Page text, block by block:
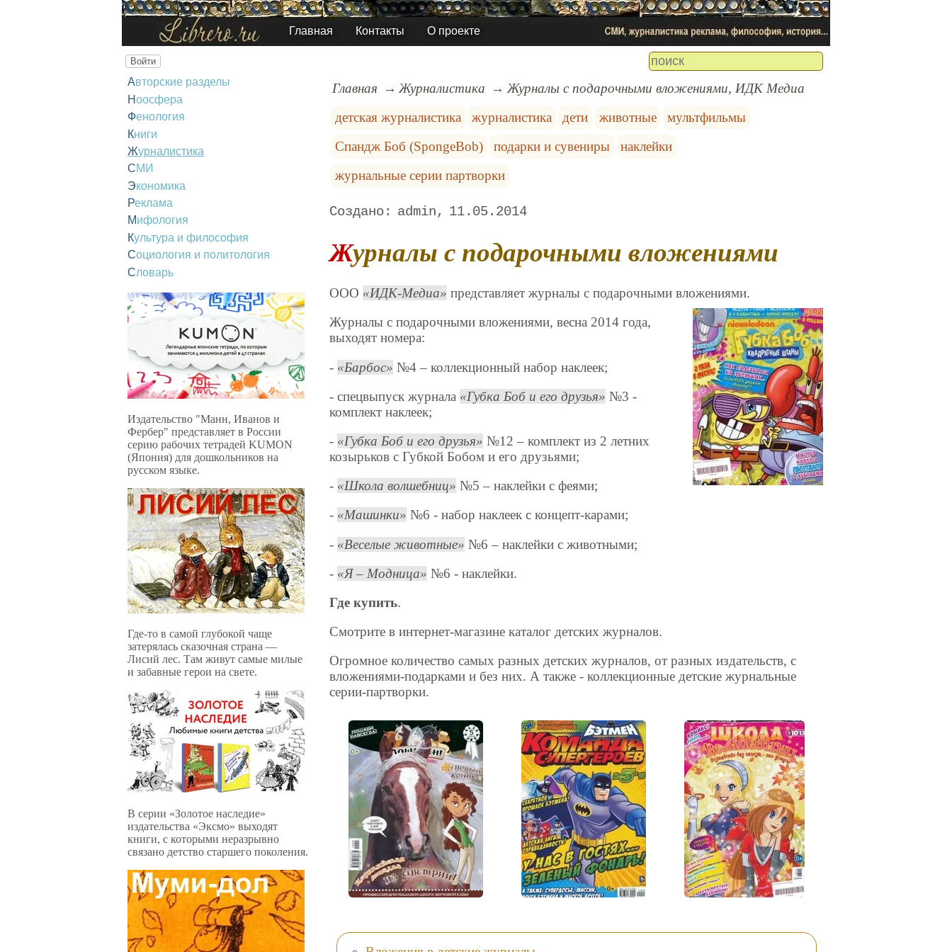
Главная Контакты О проекте
Войти
Авторские разделы
Ноосфера
Фенология
Книги
Журналистика
СМИ
Экономика
Реклама
Мифология
Культура и философия
Социология и политология
Словарь
Издательство "Манн, Иванов и
Фербер" представляет в России
серию рабочих тетрадей KUMON
(Япония) для дошкольников на
русском языке.
Где-то в самой глубокой чаще
затерялась сказочная страна —
Лисий лес. Там живут самые милые
и забавные герои на свете.
В серии «Золотое наследие»
издательства «Эксмо» выходят
книги, с которыми неразрывно
связано детство старшего поколения.
Главная Журналистика
Журналы с подарочными вложениями, ИДК Медиа
детская журналистика
журналистика дети животные
мультфильмы
Спандж Боб (SpongeBob)
подарки и сувениры
наклейки
журнальные серии партворки
admin 11.05.2014
Журналы с подарочными вложениями
ООО ИДК-Медиа
представляет журналы с подарочными вложениями.
Журналы с подарочными вложениями, весна 2014 года,
выходят номера:
-
Барбос
№4 – коллекционный набор наклеек;
- спецвыпуск журнала
Губка Боб и его друзья
№3 -
комплект наклеек;
-
Губка Боб и его друзья
№12 – комплект из 2 летних
козырьков с Губкой Бобом и его друзьями;
-
Школа волшебниц
№5 – наклейки с феями;
-
Машинки
№6 - набор наклеек с концепт-карами;
-
Веселые животные
№6 – наклейки с животными;
-
Я – Модница
№6 - наклейки.
Где купить.
Смотрите в интернет-магазине каталог детских журналов.
Огромное количество самых разных детских журналов, от разных издательств, с
вложениями-подарками и без них. А также - коллекционные детские журнальные
серии-партворки.